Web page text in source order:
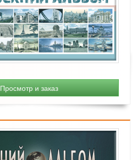
Просмотр и заказ